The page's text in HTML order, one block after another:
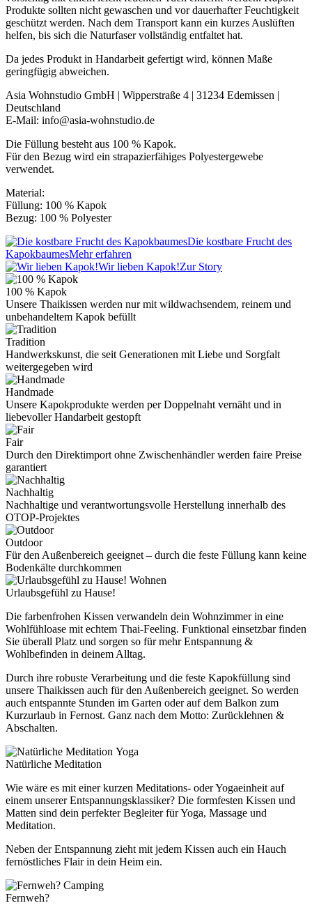
Produkte sollten nicht gewaschen und vor dauerhafter Feuchtigkeit
geschützt werden. Nach dem Transport kann ein kurzes Auslüften
helfen, bis sich die Naturfaser vollständig entfaltet hat.
Da jedes Produkt in Handarbeit gefertigt wird, können Maße
geringfügig abweichen.
Asia Wohnstudio GmbH | Wipperstraße 4 | 31234 Edemissen |
Deutschland
E-Mail: info@asia-wohnstudio.de
Die Füllung besteht aus 100 % Kapok.
Für den Bezug wird ein strapazierfähiges Polyestergewebe
verwendet.
Material:
Füllung: 100 % Kapok
Bezug: 100 % Polyester
Die kostbare Frucht des
KapokbaumesMehr erfahren
Wir lieben Kapok!Zur Story
100 % Kapok
Unsere Thaikissen werden nur mit wildwachsendem, reinem und
unbehandeltem Kapok befüllt
Tradition
Handwerkskunst, die seit Generationen mit Liebe und Sorgfalt
weitergegeben wird
Handmade
Unsere Kapokprodukte werden per Doppelnaht vernäht und in
liebevoller Handarbeit gestopft
Fair
Durch den Direktimport ohne Zwischenhändler werden faire Preise
garantiert
Nachhaltig
Nachhaltige und verantwortungsvolle Herstellung innerhalb des
OTOP-Projektes
Outdoor
Für den Außenbereich geeignet – durch die feste Füllung kann keine
Bodenkälte durchkommen
Wohnen
Urlaubsgefühl zu Hause!
Die farbenfrohen Kissen verwandeln dein Wohnzimmer in eine
Wohlfühloase mit echtem Thai-Feeling. Funktional einsetzbar finden
Sie überall Platz und sorgen so für mehr Entspannung &
Wohlbefinden in deinem Alltag.
Durch ihre robuste Verarbeitung und die feste Kapokfüllung sind
unsere Thaikissen auch für den Außenbereich geeignet. So werden
auch entspannte Stunden im Garten oder auf dem Balkon zum
Kurzurlaub in Fernost. Ganz nach dem Motto: Zurücklehnen &
Abschalten.
Yoga
Natürliche Meditation
Wie wäre es mit einer kurzen Meditations- oder Yogaeinheit auf
einem unserer Entspannungsklassiker? Die formfesten Kissen und
Matten sind dein perfekter Begleiter für Yoga, Massage und
Meditation.
Neben der Entspannung zieht mit jedem Kissen auch ein Hauch
fernöstliches Flair in dein Heim ein.
Camping
Fernweh?